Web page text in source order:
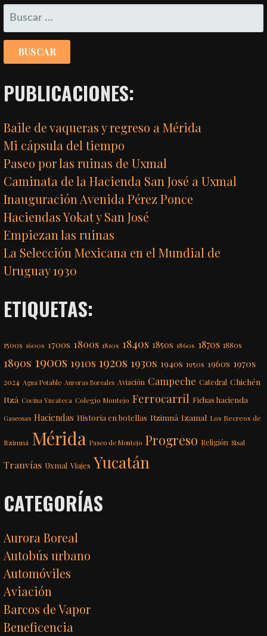
ENTRADAS
BUSCAR:
PUBLICACIONES:
Baile de vaqueras y regreso a Mérida
Mi cápsula del tiempo
Paseo por las ruinas de Uxmal
Caminata de la Hacienda San José a Uxmal
Inauguración Avenida Pérez Ponce
Haciendas Yokat y San José
Empiezan las ruinas
La Selección Mexicana en el Mundial de
Uruguay 1930
ETIQUETAS:
1500s 1600s 1700s 1800s 1810s 1840s 1850s 1860s 1870s 1880s
1890s 1900s 1910s 1920s 1930s 1940s 1950s 1960s 1970s
2024 Agua Potable Auroras Boreales Aviación Campeche Catedral Chichén
Itzá Cocina Yucateca Colegio Montejo Ferrocarril Fichas hacienda
Gaseosas Haciendas Historia en botellas Itzimná Izamal Los Recreos de
Itzimná Mérida Paseo de Montejo Progreso Religión Sisal
Tranvías Uxmal Viajes Yucatán
CATEGORÍAS
Aurora Boreal
Autobús urbano
Automóviles
Aviación
Barcos de Vapor
Beneficencia